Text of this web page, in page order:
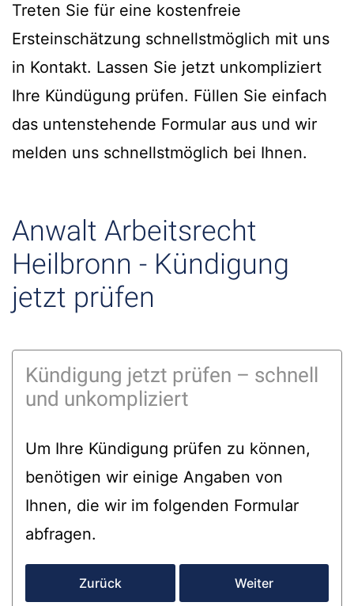
Treten Sie für eine kostenfreie
Ersteinschätzung schnellstmöglich mit uns
in Kontakt. Lassen Sie jetzt unkompliziert
Ihre Kündügung prüfen. Füllen Sie einfach
das untenstehende Formular aus und wir
melden uns schnellstmöglich bei Ihnen.
Anwalt Arbeitsrecht
Heilbronn - Kündigung
jetzt prüfen
Kündigung jetzt prüfen – schnell
und unkompliziert
Um Ihre Kündigung prüfen zu können,
benötigen wir einige Angaben von
Ihnen, die wir im folgenden Formular
abfragen.
Zurück Weiter